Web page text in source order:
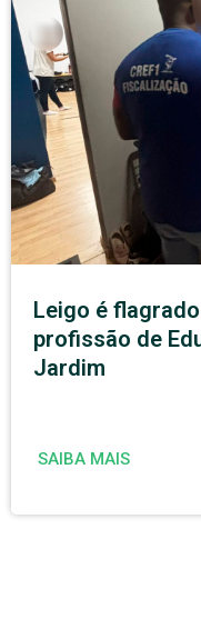
Leigo é
profissão de
Jardim
SAIBA MAIS